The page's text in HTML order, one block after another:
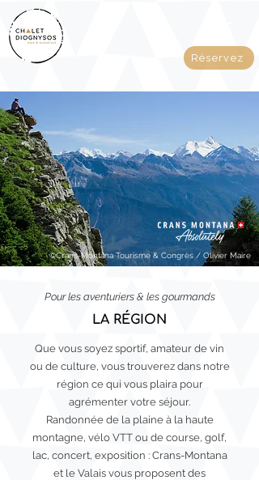
Réservez
©Crans-Montana Tourisme & Congrès / Olivier Maire
Pour les aventuriers & les gourmands
LA RÉGION
Que vous soyez sportif, amateur de vin
ou de culture, vous trouverez dans notre
région ce qui vous plaira pour
agrémenter votre séjour.
Randonnée de la plaine à la haute
montagne, vélo VTT ou de course, golf,
lac, concert, exposition : Crans-Montana
et le Valais vous proposent des